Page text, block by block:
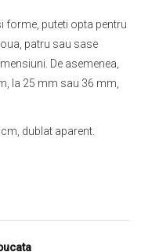
forme, puteti opta pentru
patru sau sase
De asemenea,
la 25 mm sau 36 mm,
dublat aparent.